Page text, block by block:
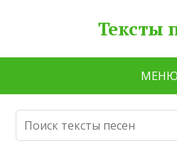
Тексты
МЕНЮ